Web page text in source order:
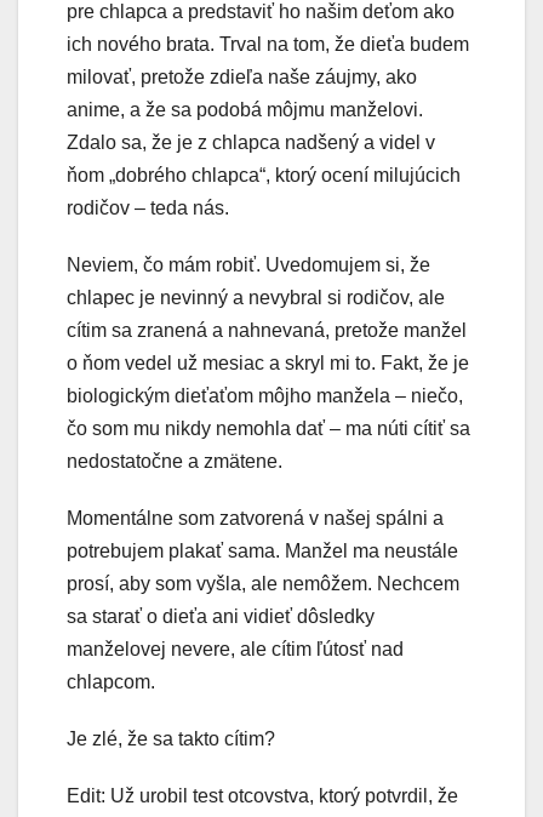
pre chlapca a predstaviť ho našim deťom ako
ich nového brata. Trval na tom, že dieťa budem
milovať, pretože zdieľa naše záujmy, ako
anime, a že sa podobá môjmu manželovi.
Zdalo sa, že je z chlapca nadšený a videl v
ňom „dobrého chlapca“, ktorý ocení milujúcich
rodičov – teda nás.
Neviem, čo mám robiť. Uvedomujem si, že
chlapec je nevinný a nevybral si rodičov, ale
cítim sa zranená a nahnevaná, pretože manžel
o ňom vedel už mesiac a skryl mi to. Fakt, že je
biologickým dieťaťom môjho manžela – niečo,
čo som mu nikdy nemohla dať – ma núti cítiť sa
nedostatočne a zmätene.
Momentálne som zatvorená v našej spálni a
potrebujem plakať sama. Manžel ma neustále
prosí, aby som vyšla, ale nemôžem. Nechcem
sa starať o dieťa ani vidieť dôsledky
manželovej nevere, ale cítim ľútosť nad
chlapcom.
Je zlé, že sa takto cítim?
Edit: Už urobil test otcovstva, ktorý potvrdil, že